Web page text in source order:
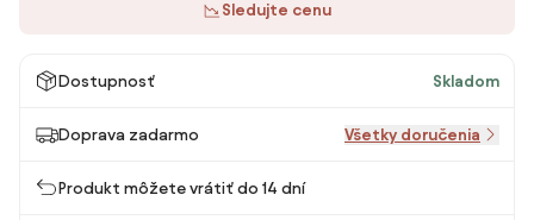
Sledujte cenu
Dostupnosť Skladom
Doprava zadarmo Všetky doručenia
Produkt môžete vrátiť do 14 dní